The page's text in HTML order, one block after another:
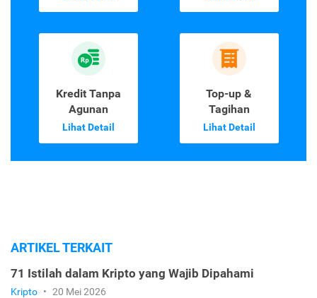
Kredit Tanpa
Agunan
Lihat Detail
Top-up &
Tagihan
Lihat Detail
ARTIKEL TERKAIT
71 Istilah dalam Kripto yang Wajib Dipahami
Kripto • 20 Mei 2026